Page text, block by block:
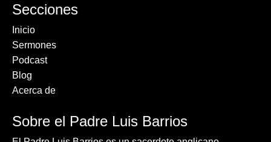
Secciones
Inicio
Sermones
Podcast
Blog
Acerca de
Sobre el Padre Luis Barrios